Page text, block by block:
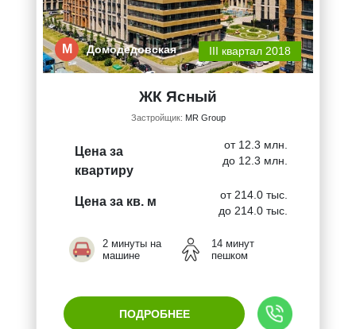
М Домодедовская III квартал 2018
ЖК Ясный
Застройщик: MR Group
Цена за
квартиру
от 12.3 млн.
до 12.3 млн.
Цена за кв. м
от 214.0 тыс.
до 214.0 тыс.
2 минуты на
машине
14 минут
пешком
ПОДРОБНЕЕ